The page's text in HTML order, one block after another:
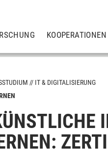
KOOPERATIONEN
IT & DIGITALISIERUNG